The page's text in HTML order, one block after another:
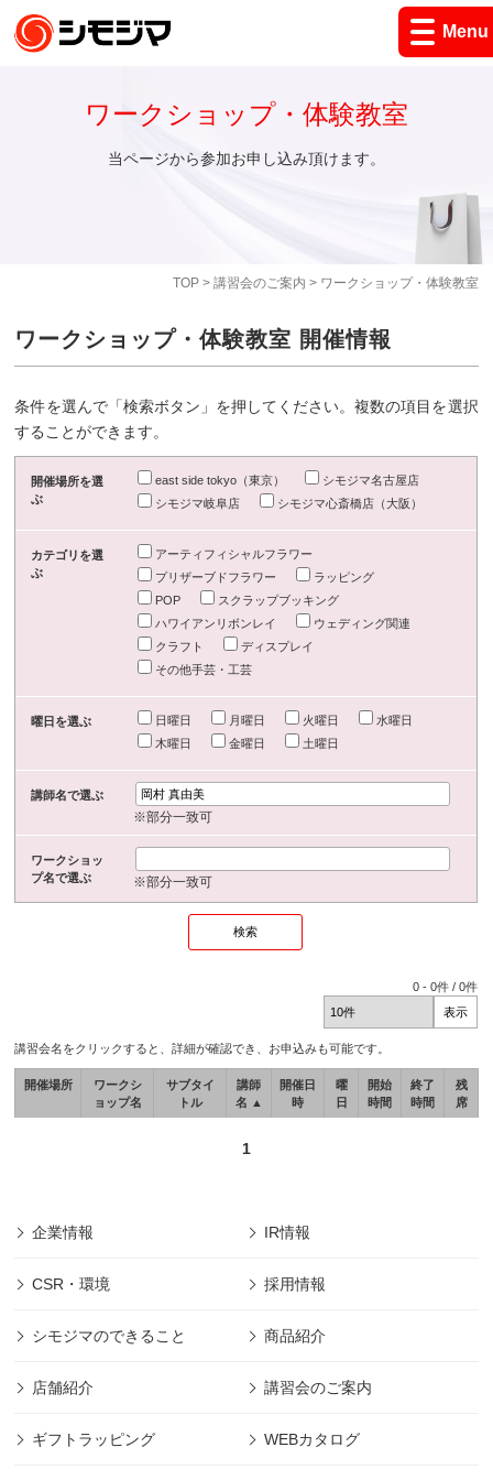
Menu
TOP> 講習会のご案内 > ワークショップ・体験教室
ワークショップ・体験教室
当ページから参加お申し込み頂けます。
ワークショップ・体験教室 開催情報
条件を選んで「検索ボタン」を押してください。複数の項目を選択
することができます。
開催場所を選
ぶ
east side tokyo（東京）
シモジマ名古屋店
シモジマ岐阜店
シモジマ心斎橋店（大阪）
カテゴリを選
ぶ
アーティフィシャルフラワー
プリザーブドフラワー
ラッピング
POP
スクラップブッキング
ハワイアンリボンレイ
ウェディング関連
クラフト
ディスプレイ
その他手芸・工芸
曜日を選ぶ 日曜日 月曜日 火曜日
水曜日
木曜日
金曜日 土曜日
講師名で選ぶ
※部分一致可
ワークショッ
プ名で選ぶ
※部分一致可
0 -0件 /0件
講習会名をクリックすると、詳細が確認でき、お申込みも可能です。
開催場所
ワークシ
ョップ名
サブタイ
トル
講師
名 ▲
開催日
時
曜
日
開始
時間
終了
時間
残
席
1
企業情報 IR情報
CSR・環境 採用情報
シモジマのできること 商品紹介
店舗紹介 講習会のご案内
ギフトラッピング WEBカタログ